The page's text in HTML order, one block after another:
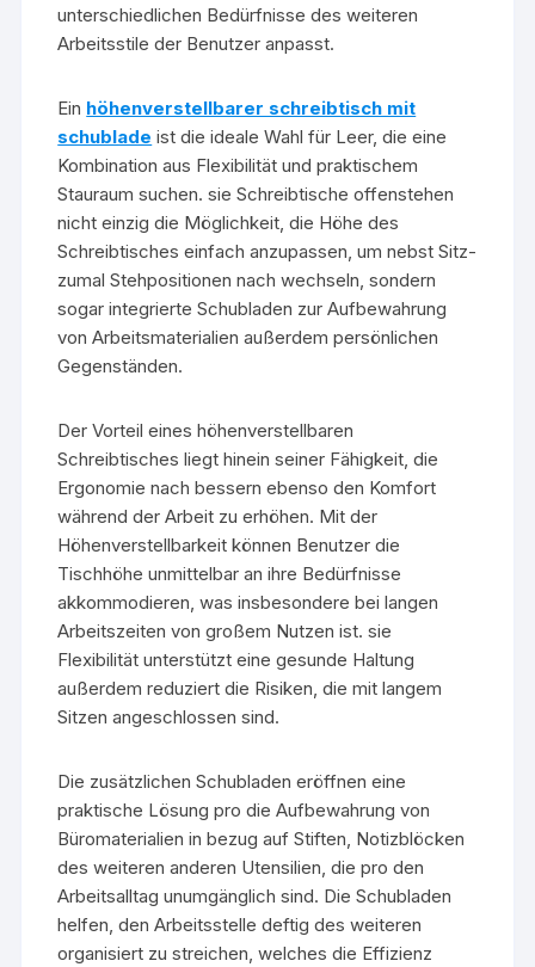
unterschiedlichen Bedürfnisse des weiteren
Arbeitsstile der Benutzer anpasst.
Ein höhenverstellbarer schreibtisch mit
schublade ist die ideale Wahl für Leer, die eine
Kombination aus Flexibilität und praktischem
Stauraum suchen. sie Schreibtische offenstehen
nicht einzig die Möglichkeit, die Höhe des
Schreibtisches einfach anzupassen, um nebst Sitz-
zumal Stehpositionen nach wechseln, sondern
sogar integrierte Schubladen zur Aufbewahrung
von Arbeitsmaterialien außerdem persönlichen
Gegenständen.
Der Vorteil eines höhenverstellbaren
Schreibtisches liegt hinein seiner Fähigkeit, die
Ergonomie nach bessern ebenso den Komfort
während der Arbeit zu erhöhen. Mit der
Höhenverstellbarkeit können Benutzer die
Tischhöhe unmittelbar an ihre Bedürfnisse
akkommodieren, was insbesondere bei langen
Arbeitszeiten von großem Nutzen ist. sie
Flexibilität unterstützt eine gesunde Haltung
außerdem reduziert die Risiken, die mit langem
Sitzen angeschlossen sind.
Die zusätzlichen Schubladen eröffnen eine
praktische Lösung pro die Aufbewahrung von
Büromaterialien in bezug auf Stiften, Notizblöcken
des weiteren anderen Utensilien, die pro den
Arbeitsalltag unumgänglich sind. Die Schubladen
helfen, den Arbeitsstelle deftig des weiteren
organisiert zu streichen, welches die Effizienz